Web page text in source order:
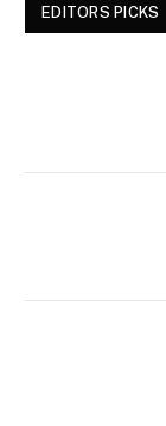
EDITORS PICKS